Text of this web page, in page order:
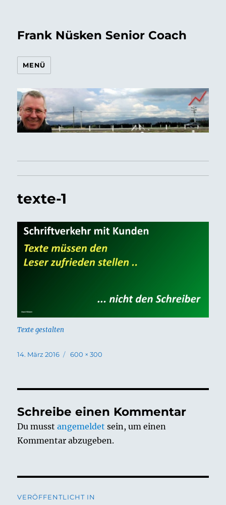
Frank Nüsken Senior Coach
MENÜ
texte-1
Texte gestalten
Veröffentlicht
14. März 2016
Volle
600 × 300
Schreibe einen Kommentar
Du musstangemeldet sein, um einen
Kommentar abzugeben.
VERÖFFENTLICHT IN